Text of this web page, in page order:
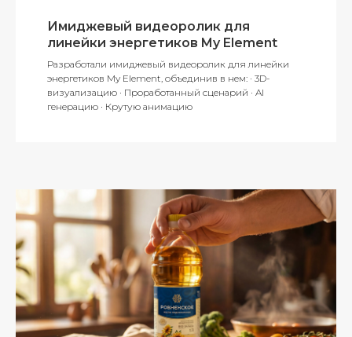
Имиджевый видеоролик для
линейки энергетиков My Element
Разработали имиджевый видеоролик для линейки
энергетиков My Element, объединив в нем: · 3D-
визуализацию · Проработанный сценарий · AI
генерацию · Крутую анимацию